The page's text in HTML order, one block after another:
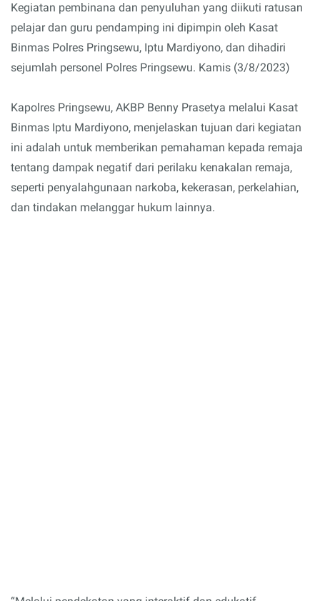
Kegiatan pembinana dan penyuluhan yang diikuti ratusan
pelajar dan guru pendamping ini dipimpin oleh Kasat
Binmas Polres Pringsewu, Iptu Mardiyono, dan dihadiri
sejumlah personel Polres Pringsewu. Kamis (3/8/2023)
Kapolres Pringsewu, AKBP Benny Prasetya melalui Kasat
Binmas Iptu Mardiyono, menjelaskan tujuan dari kegiatan
ini adalah untuk memberikan pemahaman kepada remaja
tentang dampak negatif dari perilaku kenakalan remaja,
seperti penyalahgunaan narkoba, kekerasan, perkelahian,
dan tindakan melanggar hukum lainnya.